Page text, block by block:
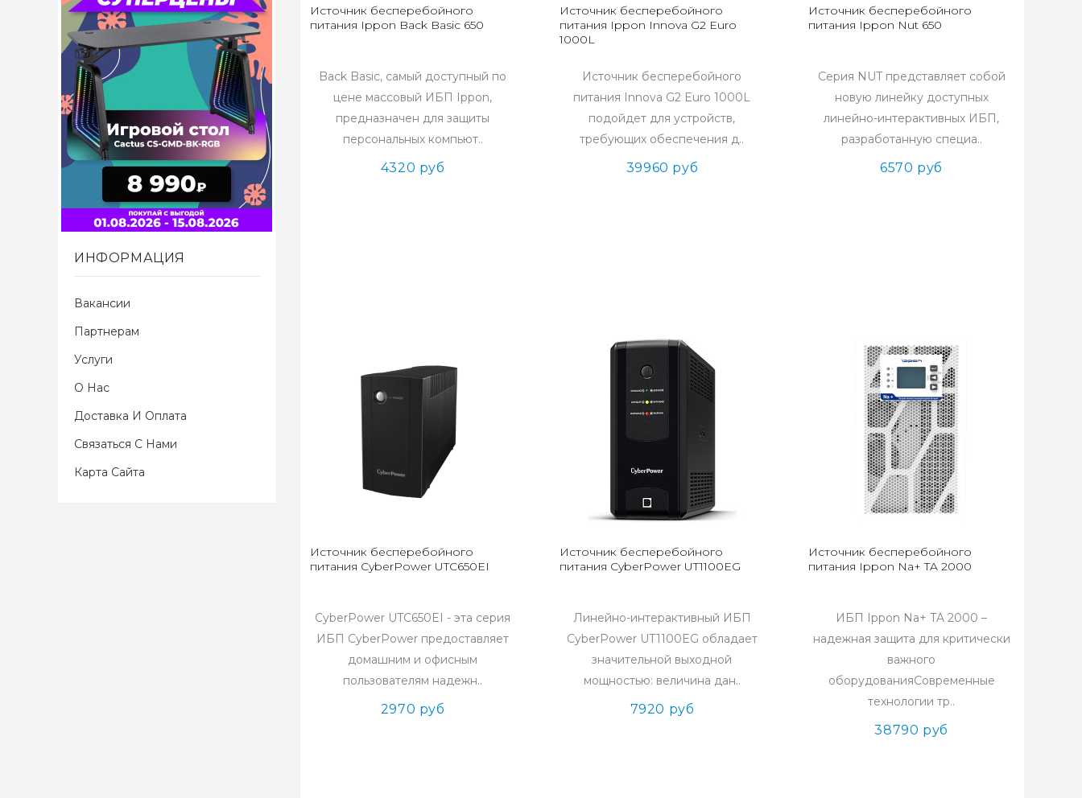
ИНФОРМАЦИЯ
Вакансии
Партнерам
Услуги
О Нас
Доставка И Оплата
Связаться С Нами
Карта Сайта
Источник бесперебойного
питания Ippon Back Basic 650
Back Basic, самый доступный по
цене массовый ИБП Ippon,
предназначен для защиты
персональных компьют..
4320 руб
Источник бесперебойного
питания Ippon Innova G2 Euro
1000L
Источник бесперебойного
питания Innova G2 Euro 1000L
подойдет для устройств,
требующих обеспечения д..
39960 руб
Источник бесперебойного
питания Ippon Nut 650
Серия NUT представляет собой
новую линейку доступных
линейно-интерактивных ИБП,
разработанную специа..
6570 руб
Источник бесперебойного
питания CyberPower UTC650EI
CyberPower UTC650EI - эта серия
ИБП CyberPower предоставляет
домашним и офисным
пользователям надежн..
2970 руб
Источник бесперебойного
питания CyberPower UT1100EG
Линейно-интерактивный ИБП
CyberPower UT1100EG обладает
значительной выходной
мощностью: величина дан..
7920 руб
Источник бесперебойного
питания Ippon Na+ TA 2000
ИБП Ippon Na+ TA 2000 –
надежная защита для критически
важного
оборудованияСовременные
технологии тр..
38790 руб